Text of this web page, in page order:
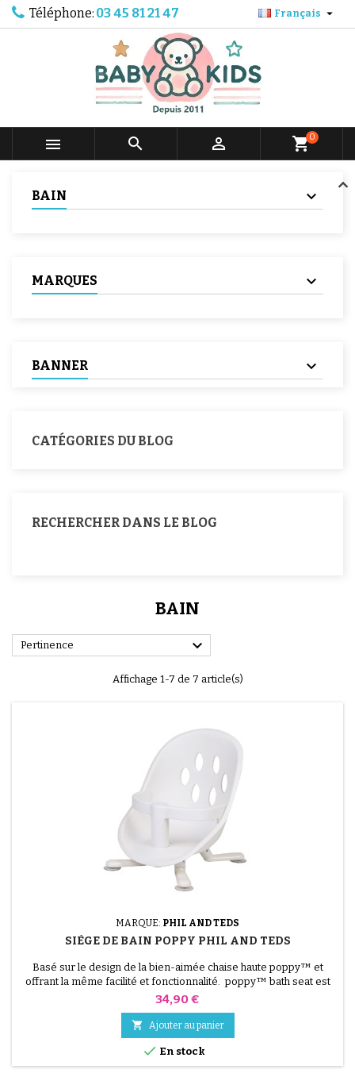
Téléphone: 03 45 81 21 47 Français 
   shopping_cart0
BAIN
MARQUES
BANNER
CATÉGORIES DU BLOG
RECHERCHER DANS LE BLOG
BAIN
Pertinence 
Affichage 1-7 de 7 article(s)
MARQUE: PHIL AND TEDS
SIÈGE DE BAIN POPPY PHIL AND TEDS
Basé sur le design de la bien-aimée chaise haute poppy™ et
offrant la même facilité et fonctionnalité. poppy™ bath seat est
notre solution tout-en-un pour les petits bobos ! Pas besoin
est prêt à go dès sa sortie de la boîte - aucun assemblage requis
!
Prix
34,90 €
 Ajouter au panier
 En stock